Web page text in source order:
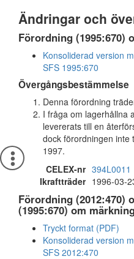
Ändringar och
Förordning (1995:670)
Konsoliderad version
SFS 1995:670
Övergångsbestämmelse
Denna förordning
I fråga om lagerhållna
levererats till en
dock förordningen inte
1997.
CELEX-nr 394L0011
Ikraftträder 1996-03-
Förordning (2012:470)
(1995:670) om
Tryckt format (PDF)
Konsoliderad version
SFS 2012:470